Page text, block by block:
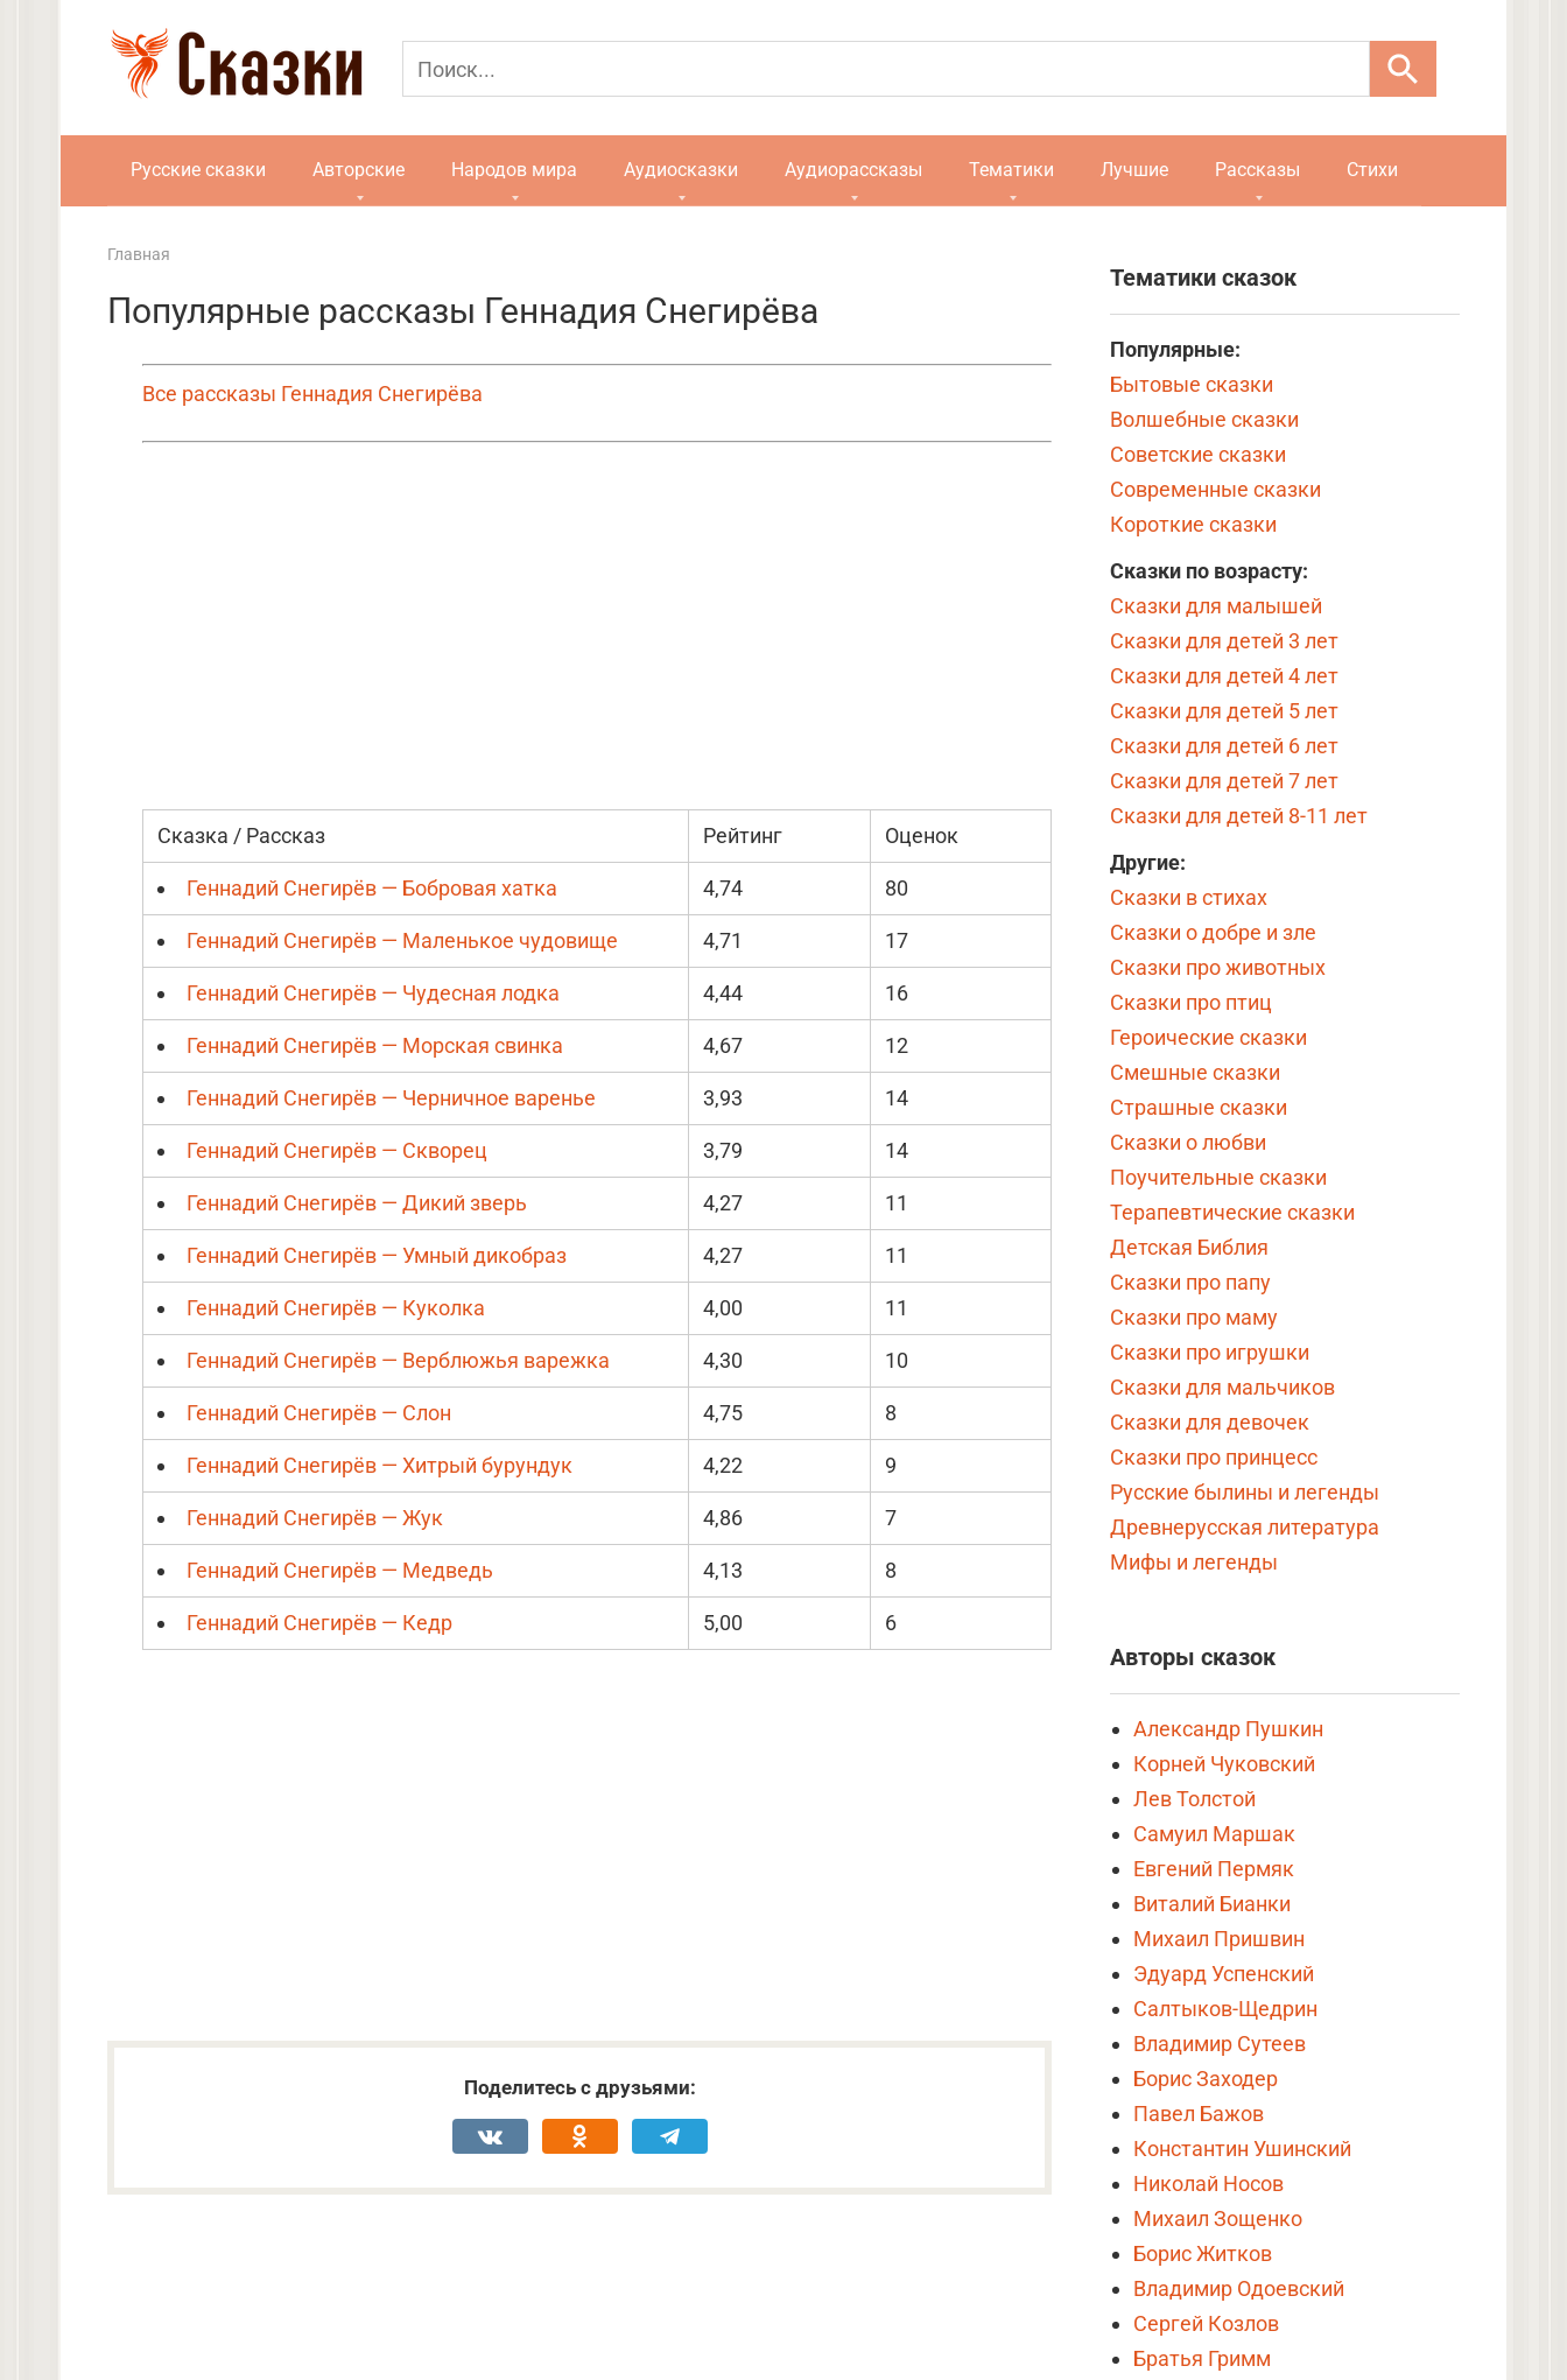
Русские сказки Авторские Народов мира Аудиосказки Аудиорассказы Тематики Лучшие Рассказы Стихи
Главная
Популярные рассказы Геннадия Снегирёва
Все рассказы Геннадия Снегирёва
Сказка / Рассказ Рейтинг Оценок
Геннадий Снегирёв — Бобровая хатка 4,74 80
Геннадий Снегирёв — Маленькое чудовище 4,71 17
Геннадий Снегирёв — Чудесная лодка 4,44 16
Геннадий Снегирёв — Морская свинка 4,67 12
Геннадий Снегирёв — Черничное варенье 3,93 14
Геннадий Снегирёв — Скворец 3,79 14
Геннадий Снегирёв — Дикий зверь 4,27 11
Геннадий Снегирёв — Умный дикобраз 4,27 11
Геннадий Снегирёв — Куколка 4,00 11
Геннадий Снегирёв — Верблюжья варежка 4,30 10
Геннадий Снегирёв — Слон 4,75 8
Геннадий Снегирёв — Хитрый бурундук 4,22 9
Геннадий Снегирёв — Жук 4,86 7
Геннадий Снегирёв — Медведь 4,13 8
Геннадий Снегирёв — Кедр 5,00 6
Поделитесь с друзьями:
Тематики сказок
Популярные:
Бытовые сказки
Волшебные сказки
Советские сказки
Современные сказки
Короткие сказки
Сказки по возрасту:
Сказки для малышей
Сказки для детей 3 лет
Сказки для детей 4 лет
Сказки для детей 5 лет
Сказки для детей 6 лет
Сказки для детей 7 лет
Сказки для детей 8-11 лет
Другие:
Сказки в стихах
Сказки о добре и зле
Сказки про животных
Сказки про птиц
Героические сказки
Смешные сказки
Страшные сказки
Сказки о любви
Поучительные сказки
Терапевтические сказки
Детская Библия
Сказки про папу
Сказки про маму
Сказки про игрушки
Сказки для мальчиков
Сказки для девочек
Сказки про принцесс
Русские былины и легенды
Древнерусская литература
Мифы и легенды
Авторы сказок
Александр Пушкин
Корней Чуковский
Лев Толстой
Самуил Маршак
Евгений Пермяк
Виталий Бианки
Михаил Пришвин
Эдуард Успенский
Салтыков-Щедрин
Владимир Сутеев
Борис Заходер
Павел Бажов
Константин Ушинский
Николай Носов
Михаил Зощенко
Борис Житков
Владимир Одоевский
Сергей Козлов
Братья Гримм